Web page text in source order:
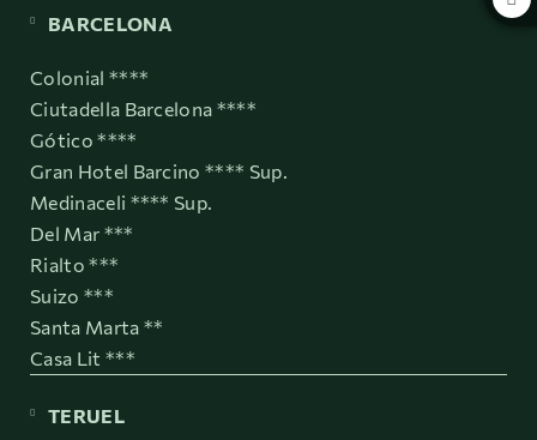
BARCELONA
Colonial ****
Ciutadella Barcelona ****
Gótico ****
Gran Hotel Barcino **** Sup.
Medinaceli **** Sup.
Del Mar ***
Rialto ***
Suizo ***
Santa Marta **
Casa Lit ***
TERUEL